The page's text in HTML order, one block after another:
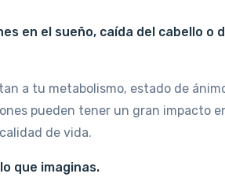
en el sueño, caída del cabello o
a tu metabolismo, estado de
pueden tener un gran impacto
de vida.
que imaginas.